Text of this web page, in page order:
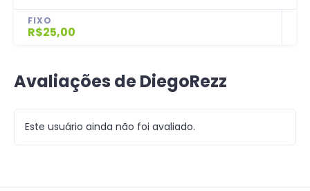
FIXO
R$25,00
Avaliações de DiegoRezz
Este usuário ainda não foi avaliado.